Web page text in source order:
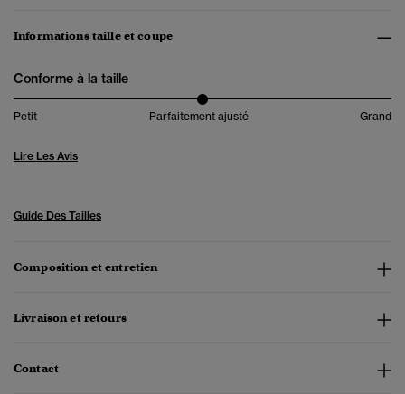
Informations taille et coupe
Conforme à la taille
Petit Parfaitement ajusté Grand
Lire Les Avis
Guide Des Tailles
Composition et entretien
Livraison et retours
Contact